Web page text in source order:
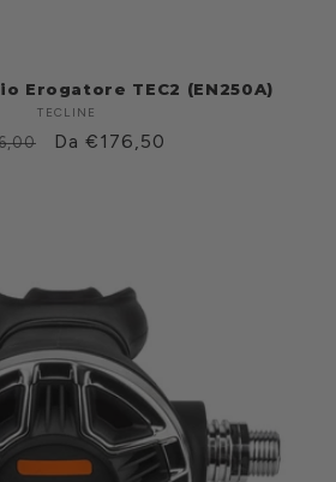
Erogatore TEC2 (EN250A)
Produttore:
TECLINE
Prezzo
Da €176,50